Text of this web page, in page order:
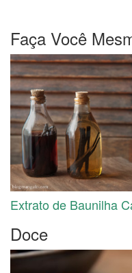
Faça Você
Extrato de Baunilha
Doce